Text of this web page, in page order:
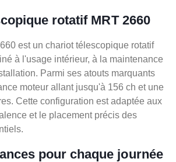
rotatif MRT 2660
est un chariot télescopique rotatif
à l'usage intérieur, à la maintenance
Parmi ses atouts marquants
moteur allant jusqu'à 156 ch et une
Cette configuration est adaptée aux
et le placement précis des
pour chaque journée